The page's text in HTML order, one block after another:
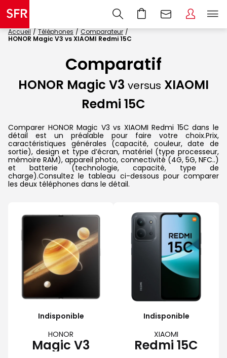
Accueil Téléphones
Comparateur
HONOR Magic V3 vs XIAOMI Redmi 15C
Comparatif
HONOR Magic V3 versus XIAOMI
Redmi 15C
Comparer HONOR Magic V3 vs XIAOMI Redmi 15C dans le
détail est un préalable pour faire votre choix.Prix,
caractéristiques générales (capacité, couleur, date de
sortie), design et type d’écran, matériel (type processeur,
mémoire RAM), appareil photo, connectivité (4G, 5G, NFC..)
et batterie (technologie, capacité, type de
charge).Consultez le tableau ci-dessous pour comparer
les deux téléphones dans le détail.
Indisponible
HONOR
Magic V3
Indisponible
XIAOMI
Redmi 15C